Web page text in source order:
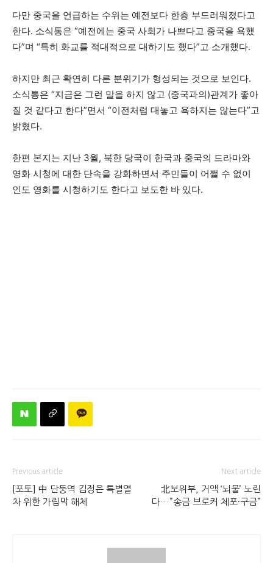
다만 중국을 언급하는 수위는 예전보다 한층 부드러워졌다고
한다. 소식통은 “예전에는 중국 사회가 나쁘다고 중국을 욕했
다”며 “특히 화교를 적대적으로 대하기도 했다”고 소개했다.
하지만 최근 확연히 다른 분위기가 형성되는 것으로 보인다.
소식통은 “지금은 그런 말을 하지 않고 (중국과의)관계가 좋아
질 것 같다고 한다”면서 “이전처럼 대놓고 욕하지는 않는다”고
밝혔다.
한편 본지는 지난 3월, 북한 당국이 한국과 중국의 드라마와
영화 시청에 대한 단속을 강화하면서 주민들이 어쩔 수 없이
인도 영화를 시청하기도 한다고 보도한 바 있다.
Previous article
[포토] 中 단둥역 김정은 특별열
차 위한 가림막 해체
Next article
北보위부, 거액 ‘뇌물’ 노린
다…”송금 브로커 체포·구금”